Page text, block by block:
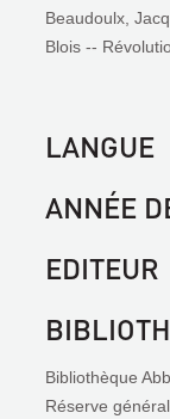
Beaudoulx,
Blois --
LANGUE
ANNÉE
EDITEUR
Bibliothèque
Réserve